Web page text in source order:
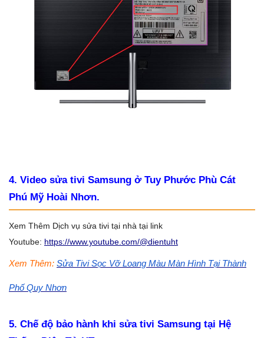
4. Video sửa tivi Samsung ở Tuy Phước Phù Cát
Phú Mỹ Hoài Nhơn.
Xem Thêm Dịch vụ sửa tivi tại nhà tại link
Youtube: https://www.youtube.com/@dientuht
Xem Thêm: Sửa Tivi Sọc Vỡ Loang Màu Màn Hình Tại Thành
Phố Quy Nhơn
5. Chế độ bảo hành khi sửa tivi Samsung tại Hệ